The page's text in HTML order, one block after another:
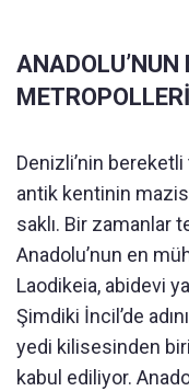
ANADOLU’NUN
Denizli’nin
antik kentinin
saklı. Bir zamanlar
Anadolu’nun en
Laodikeia, abidevi
Şimdiki İncil’de
yedi kilisesinden
kabul ediliyor.